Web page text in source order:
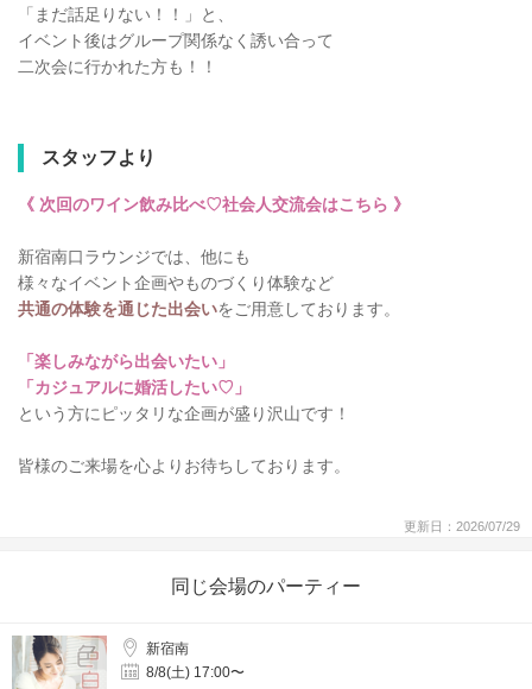
「まだ話足りない！！」と、
イベント後はグループ関係なく誘い合って
二次会に行かれた方も！！
スタッフより
《 次回のワイン飲み比べ♡社会人交流会はこちら 》
新宿南口ラウンジでは、他にも
様々なイベント企画やものづくり体験など
共通の体験を通じた出会いをご用意しております。
「楽しみながら出会いたい」
「カジュアルに婚活したい♡」
という方にピッタリな企画が盛り沢山です！
皆様のご来場を心よりお待ちしております。
更新日：2026/07/29
同じ会場のパーティー
新宿南
8/8(土) 17:00〜